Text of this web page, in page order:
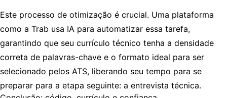
Este processo de otimização é crucial. Uma plataforma
como a Trab usa IA para automatizar essa tarefa,
garantindo que seu currículo técnico tenha a densidade
correta de palavras-chave e o formato ideal para ser
selecionado pelos ATS, liberando seu tempo para se
preparar para a etapa seguinte: a entrevista técnica.